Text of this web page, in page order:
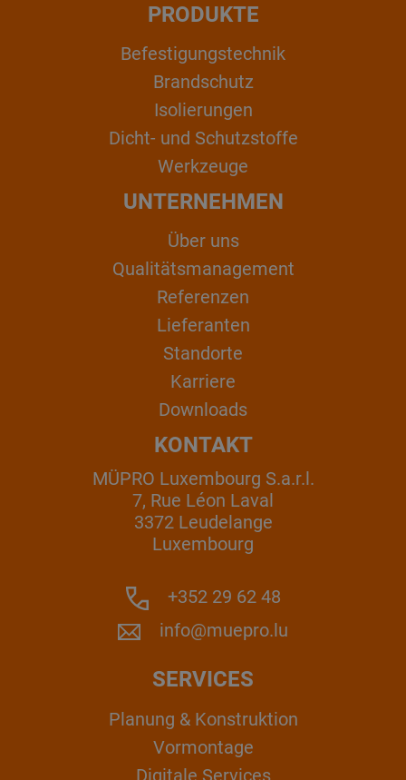
PRODUKTE
Befestigungstechnik
Brandschutz
Isolierungen
Dicht- und Schutzstoffe
Werkzeuge
UNTERNEHMEN
Über uns
Qualitätsmanagement
Referenzen
Lieferanten
Standorte
Karriere
Downloads
KONTAKT
MÜPRO Luxembourg S.a.r.l.
7, Rue Léon Laval
3372 Leudelange
Luxembourg
+352 29 62 48
info@muepro.lu
SERVICES
Planung & Konstruktion
Vormontage
Digitale Services